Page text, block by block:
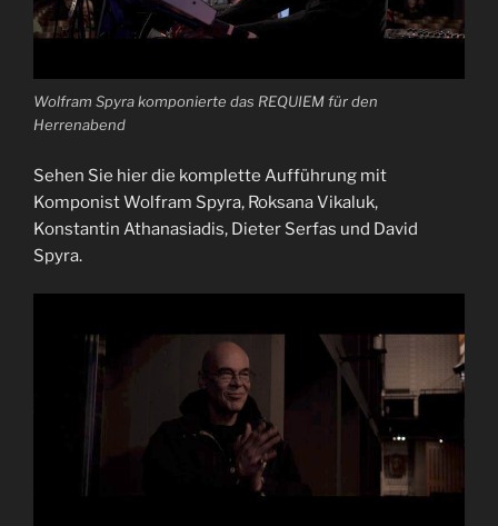
Wolfram Spyra komponierte das REQUIEM für den
Herrenabend
Sehen Sie hier die komplette Aufführung mit
Komponist Wolfram Spyra, Roksana Vikaluk,
Konstantin Athanasiadis, Dieter Serfas und David
Spyra.